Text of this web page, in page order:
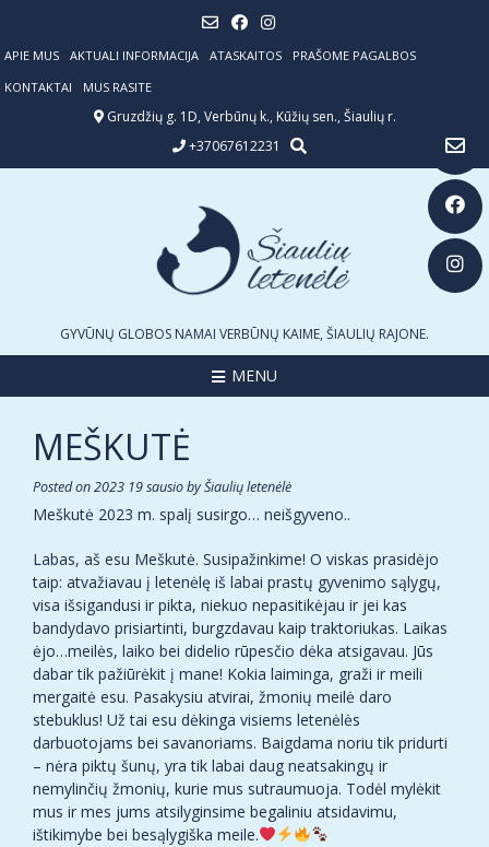
content
APIE MUS AKTUALI INFORMACIJA ATASKAITOS
PRAŠOME PAGALBOS
KONTAKTAI
MUS RASITE
Gruzdžių g. 1D, Verbūnų k., Kūžių sen., Šiaulių r.
+37067612231
GYVŪNŲ GLOBOS NAMAI VERBŪNŲ KAIME, ŠIAULIŲ RAJONE.
MENU
MEŠKUTĖ
Posted on2023 19 sausiobyŠiaulių letenėlė
Meškutė 2023 m. spalį susirgo… neišgyveno..
Labas, aš esu Meškutė. Susipažinkime! O viskas prasidėjo
taip: atvažiavau į letenėlę iš labai prastų gyvenimo sąlygų,
visa išsigandusi ir pikta, niekuo nepasitikėjau ir jei kas
bandydavo prisiartinti, burgzdavau kaip traktoriukas. Laikas
ėjo…meilės, laiko bei didelio rūpesčio dėka atsigavau. Jūs
dabar tik pažiūrėkit į mane! Kokia laiminga, graži ir meili
mergaitė esu. Pasakysiu atvirai, žmonių meilė daro
stebuklus! Už tai esu dėkinga visiems letenėlės
darbuotojams bei savanoriams. Baigdama noriu tik pridurti
– nėra piktų šunų, yra tik labai daug neatsakingų ir
nemylinčių žmonių, kurie mus sutraumuoja. Todėl mylėkit
mus ir mes jums atsilyginsime begaliniu atsidavimu,
ištikimybe bei besąlygiška meile.